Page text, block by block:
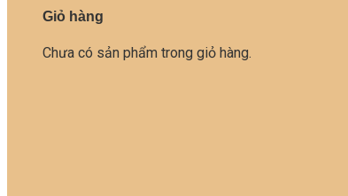
Giỏ hàng
Chưa có sản phẩm trong giỏ hàng.